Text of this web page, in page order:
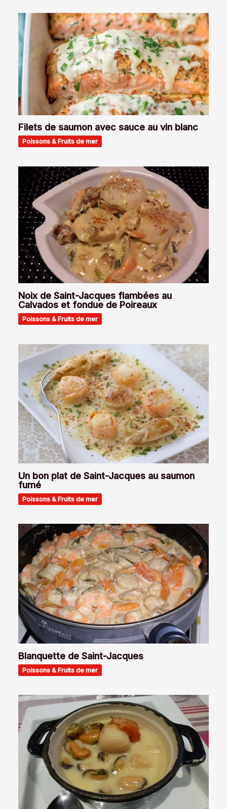
Filets de saumon avec sauce au vin blanc
Poissons & Fruits de mer
Noix de Saint-Jacques flambées au
Calvados et fondue de Poireaux
Poissons & Fruits de mer
Un bon plat de Saint-Jacques au saumon
fumé
Poissons & Fruits de mer
Blanquette de Saint-Jacques
Poissons & Fruits de mer